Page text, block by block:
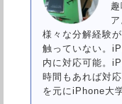
様々な分解経験
触っていない。
内に対応可能。
時間もあれば対
を元にiPhone大